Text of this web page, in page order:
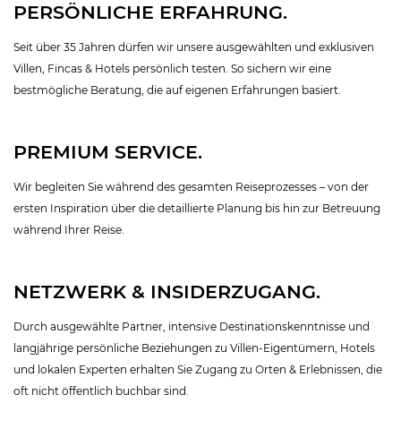
PERSÖNLICHE ERFAHRUNG.
Seit über 35 Jahren dürfen wir unsere ausgewählten und exklusiven
Villen, Fincas & Hotels persönlich testen. So sichern wir eine
bestmögliche Beratung, die auf eigenen Erfahrungen basiert.
PREMIUM SERVICE.
Wir begleiten Sie während des gesamten Reiseprozesses – von der
ersten Inspiration über die detaillierte Planung bis hin zur Betreuung
während Ihrer Reise.
NETZWERK & INSIDERZUGANG.
Durch ausgewählte Partner, intensive Destinationskenntnisse und
langjährige persönliche Beziehungen zu Villen-Eigentümern, Hotels
und lokalen Experten erhalten Sie Zugang zu Orten & Erlebnissen, die
oft nicht öffentlich buchbar sind.